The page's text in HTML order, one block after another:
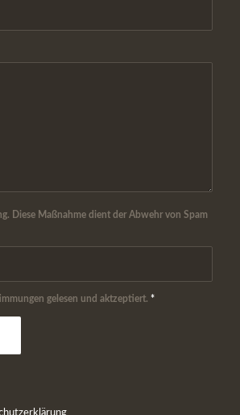
Diese Maßnahme dient der Abwehr von Spam
gelesen und aktzeptiert. *